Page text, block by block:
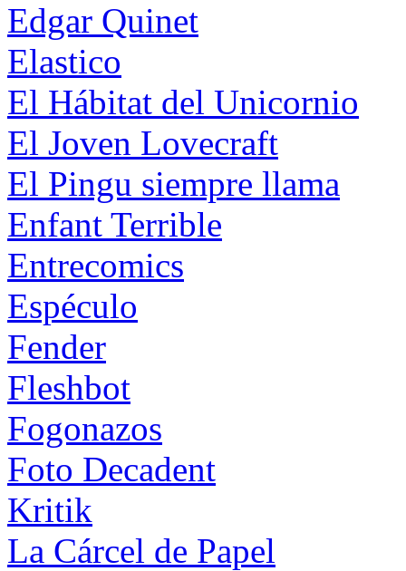
Edgar Quinet
Elastico
El Hábitat del Unicornio
El Joven Lovecraft
El Pingu siempre llama
Enfant Terrible
Entrecomics
Espéculo
Fender
Fleshbot
Fogonazos
Foto Decadent
Kritik
La Cárcel de Papel